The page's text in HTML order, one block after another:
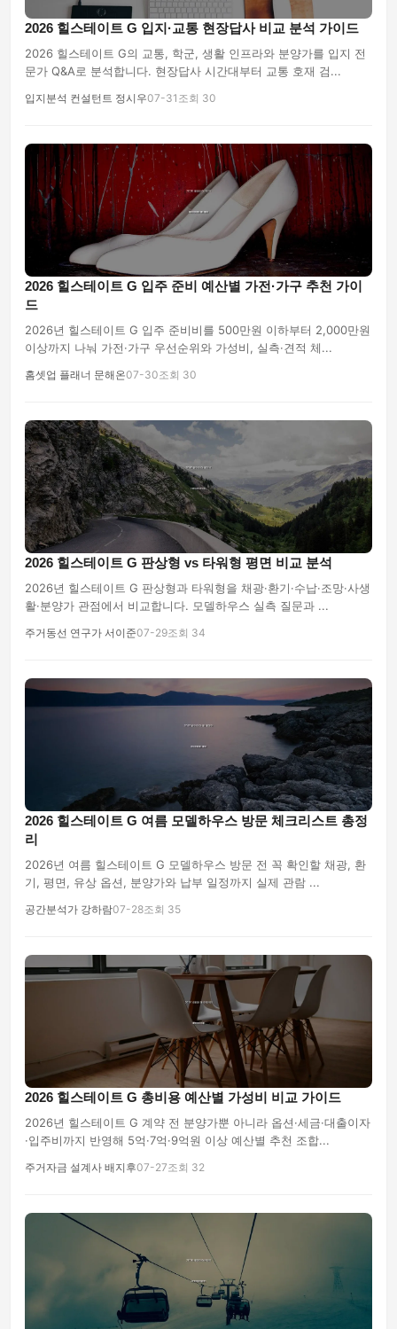
2026 힐스테이트 G 입지·교통 현장답사 비교 분석 가이드
2026 힐스테이트 G의 교통, 학군, 생활 인프라와 분양가를 입지 전
문가 Q&A로 분석합니다. 현장답사 시간대부터 교통 호재 검...
입지분석 컨설턴트 정시우07-31 조회 30
2026 힐스테이트 G 입주 준비 예산별 가전·가구 추천 가이
드
2026년 힐스테이트 G 입주 준비비를 500만원 이하부터 2,000만원
이상까지 나눠 가전·가구 우선순위와 가성비, 실측·견적 체...
홈셋업 플래너 문해온07-30조회 30
2026 힐스테이트 G 판상형 vs 타워형 평면 비교 분석
2026년 힐스테이트 G 판상형과 타워형을 채광·환기·수납·조망·사생
활·분양가 관점에서 비교합니다. 모델하우스 실측 질문과 ...
주거동선 연구가 서이준07-29조회 34
2026 힐스테이트 G 여름 모델하우스 방문 체크리스트 총정
리
2026년 여름 힐스테이트 G 모델하우스 방문 전 꼭 확인할 채광, 환
기, 평면, 유상 옵션, 분양가와 납부 일정까지 실제 관람 ...
공간분석가 강하람07-28조회 35
2026 힐스테이트 G 총비용 예산별 가성비 비교 가이드
2026년 힐스테이트 G 계약 전 분양가뿐 아니라 옵션·세금·대출이자
·입주비까지 반영해 5억·7억·9억원 이상 예산별 추천 조합...
주거자금 설계사 배지후07-27조회 32